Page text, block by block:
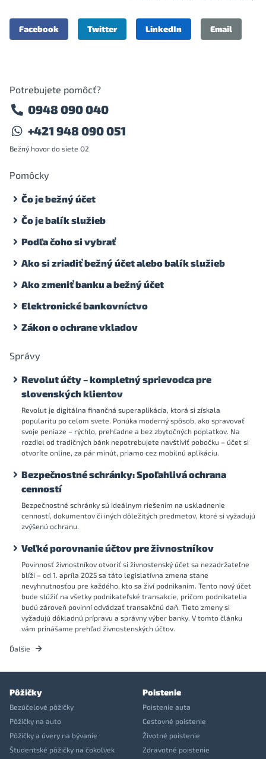
Facebook Twitter LinkedIn Email
Potrebujete pomôcť?
0948 090 040
+421 948 090 051
Bežný hovor do siete O2
Pomôcky
Čo je bežný účet
Čo je balík služieb
Podľa čoho si vybrať
Ako si zriadiť bežný účet alebo balík služieb
Ako zmeniť banku a bežný účet
Elektronické bankovníctvo
Zákon o ochrane vkladov
Správy
Revolut účty – kompletný sprievodca pre
slovenských klientov
Revolut je digitálna finančná superaplikácia, ktorá si získala
popularitu po celom svete. Ponúka moderný spôsob, ako spravovať
svoje peniaze – rýchlo, prehľadne a bez zbytočných poplatkov. Na
rozdiel od tradičných bánk nepotrebujete navštíviť pobočku – účet si
otvoríte online, za pár minút, priamo cez mobilnú aplikáciu.
Bezpečnostné schránky: Spoľahlivá ochrana
cenností
Bezpečnostné schránky sú ideálnym riešením na uskladnenie
cenností, dokumentov či iných dôležitých predmetov, ktoré si vyžadujú
zvýšenú ochranu.
Veľké porovnanie účtov pre živnostníkov
Povinnosť živnostníkov otvoriť si živnostenský účet sa nezadržateľne
blíži – od 1. apríla 2025 sa táto legislatívna zmena stane
nevyhnutnosťou pre každého, kto sa živí podnikaním. Tento nový účet
bude slúžiť na všetky podnikateľské transakcie, pričom podnikatelia
budú zároveň povinní odvádzať transakčnú daň. Tieto zmeny si
vyžadujú dôkladnú prípravu a správny výber banky. V tomto článku
vám prinášame prehľad živnostenských účtov.
Ďalšie
Pôžičky
Bezúčelové pôžičky
Pôžičky na auto
Pôžičky a úvery na bývanie
Študentské pôžičky na čokoľvek
Poistenie
Poistenie auta
Cestovné poistenie
Životné poistenie
Zdravotné poistenie